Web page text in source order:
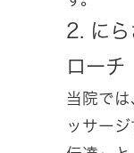
2. にら
ローチ
当院で
ッサー